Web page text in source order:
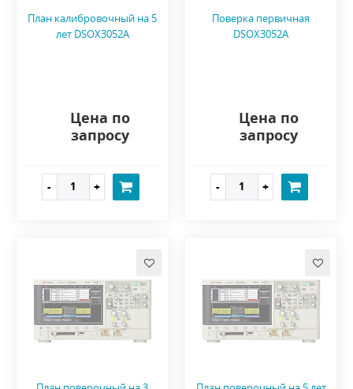
План калибровочный на 5
лет DSOX3052A
Цена по
запросу
Поверка первичная
DSOX3052A
Цена по
запросу